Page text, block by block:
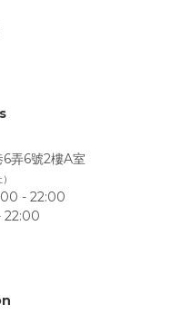
弄6號2樓A室
- 22:00
22:00